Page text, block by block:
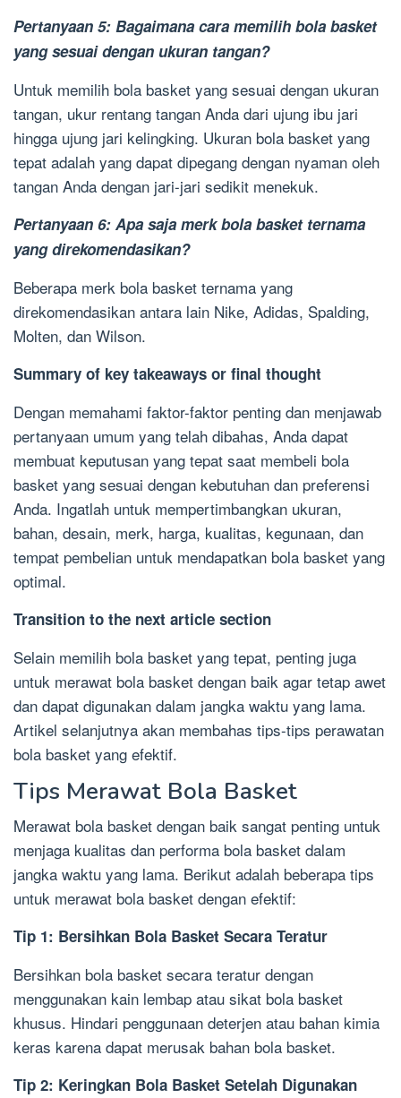
Pertanyaan 5: Bagaimana cara memilih bola basket
yang sesuai dengan ukuran tangan?
Untuk memilih bola basket yang sesuai dengan ukuran
tangan, ukur rentang tangan Anda dari ujung ibu jari
hingga ujung jari kelingking. Ukuran bola basket yang
tepat adalah yang dapat dipegang dengan nyaman oleh
tangan Anda dengan jari-jari sedikit menekuk.
Pertanyaan 6: Apa saja merk bola basket ternama
yang direkomendasikan?
Beberapa merk bola basket ternama yang
direkomendasikan antara lain Nike, Adidas, Spalding,
Molten, dan Wilson.
Summary of key takeaways or final thought
Dengan memahami faktor-faktor penting dan menjawab
pertanyaan umum yang telah dibahas, Anda dapat
membuat keputusan yang tepat saat membeli bola
basket yang sesuai dengan kebutuhan dan preferensi
Anda. Ingatlah untuk mempertimbangkan ukuran,
bahan, desain, merk, harga, kualitas, kegunaan, dan
tempat pembelian untuk mendapatkan bola basket yang
optimal.
Transition to the next article section
Selain memilih bola basket yang tepat, penting juga
untuk merawat bola basket dengan baik agar tetap awet
dan dapat digunakan dalam jangka waktu yang lama.
Artikel selanjutnya akan membahas tips-tips perawatan
bola basket yang efektif.
Tips Merawat Bola Basket
Merawat bola basket dengan baik sangat penting untuk
menjaga kualitas dan performa bola basket dalam
jangka waktu yang lama. Berikut adalah beberapa tips
untuk merawat bola basket dengan efektif:
Tip 1: Bersihkan Bola Basket Secara Teratur
Bersihkan bola basket secara teratur dengan
menggunakan kain lembap atau sikat bola basket
khusus. Hindari penggunaan deterjen atau bahan kimia
keras karena dapat merusak bahan bola basket.
Tip 2: Keringkan Bola Basket Setelah Digunakan